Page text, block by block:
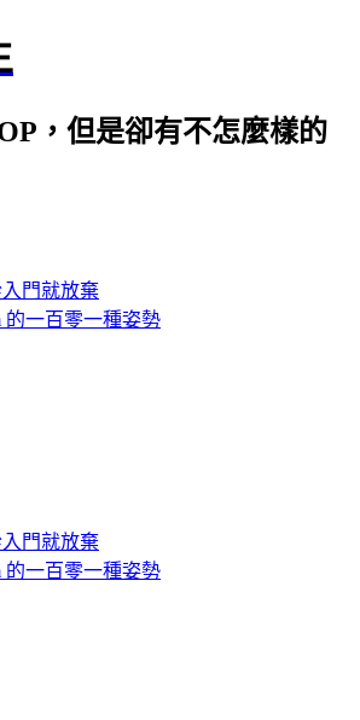
，但是卻有不怎麼樣的
入門就放棄
的一百零一種姿勢
入門就放棄
的一百零一種姿勢